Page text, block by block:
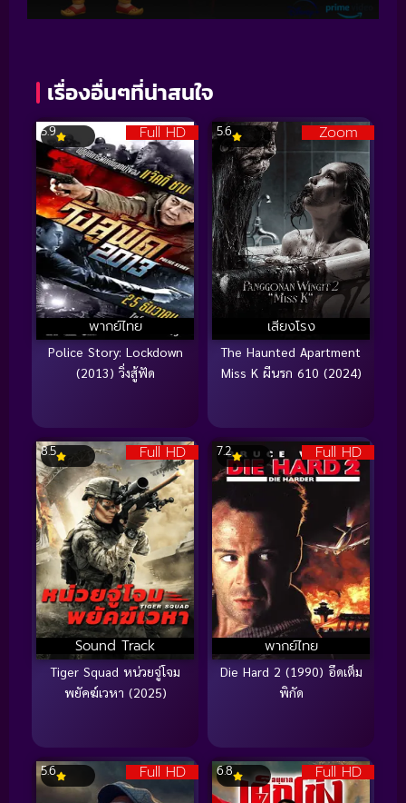
เรื่องอื่นๆที่น่าสนใจ
Full HD
พากย์ไทย
5.9
Police Story: Lockdown
(2013) วิ่งสู้ฟัด
Zoom
เสียงโรง
5.6
The Haunted Apartment
Miss K ผีนรก 610 (2024)
Full HD
Sound Track
8.5
Tiger Squad หน่วยจู่โจม
พยัคฆ์เวหา (2025)
Full HD
พากย์ไทย
7.2
Die Hard 2 (1990) อึดเต็ม
พิกัด
Full HD
5.6 Full HD
6.8